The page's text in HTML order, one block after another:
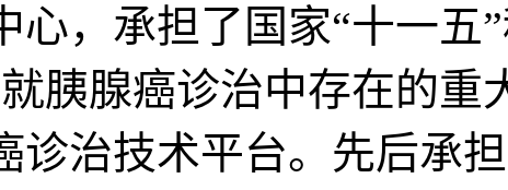
，承担了国家“十一五
胰腺癌诊治中存在的重
诊治技术平台。先后承